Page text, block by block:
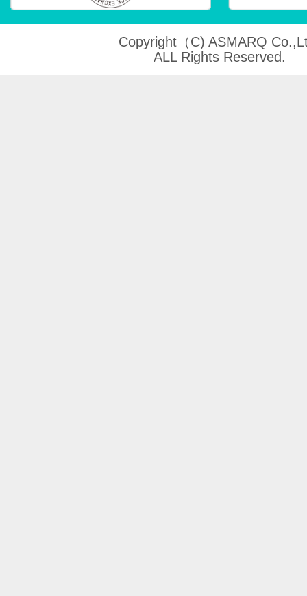
Copyright（C) ASMARQ
ALL Rights Reserved.